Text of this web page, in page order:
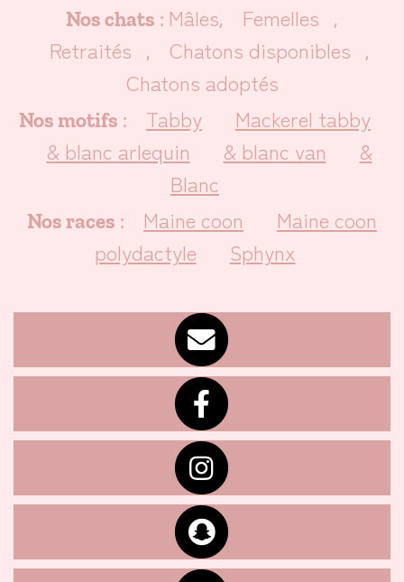
Nos chats : Mâles, Femelles ,
Retraités , Chatons disponibles ,
Chatons adoptés
Nos motifs : Tabby
Mackerel tabby
& blanc arlequin
& blanc van
&
Blanc
Nos races : Maine coon
Maine coon
polydactyle
Sphynx